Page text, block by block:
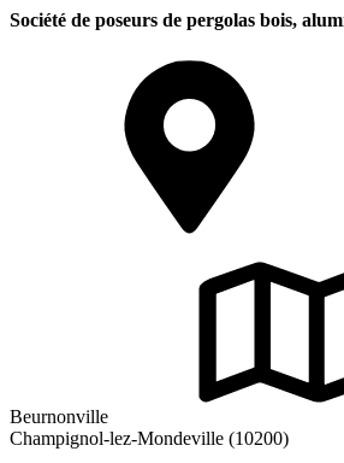
Société de poseurs de pergolas bois,
Beurnonville
Champignol-lez-Mondeville (10200)